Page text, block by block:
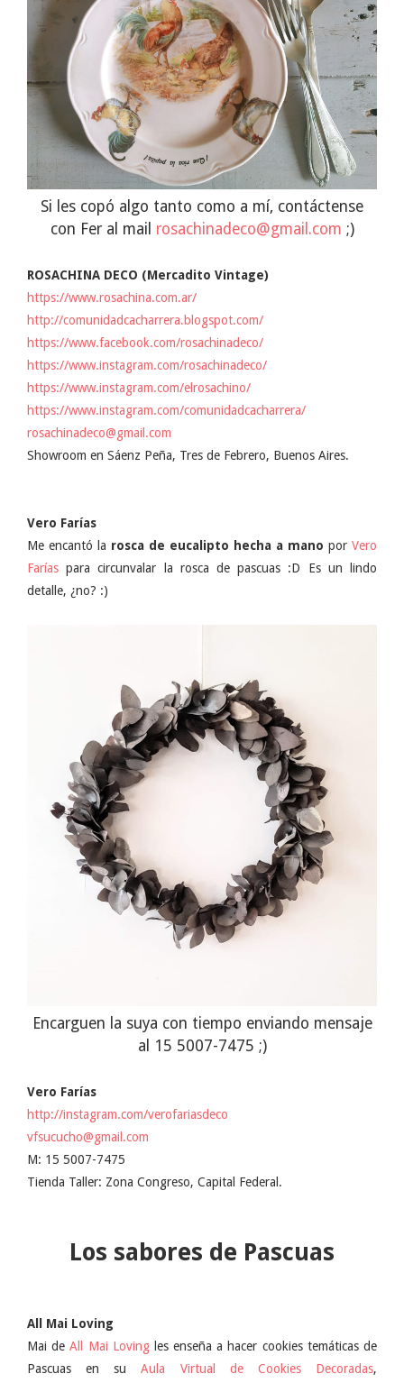
Si les copó algo tanto como a mí, contáctense
con Fer al mail rosachinadeco@gmail.com ;)
ROSACHINA DECO (Mercadito Vintage)
https://www.rosachina.com.ar/
http://comunidadcacharrera.blogspot.com/
https://www.facebook.com/rosachinadeco/
https://www.instagram.com/rosachinadeco/
https://www.instagram.com/elrosachino/
https://www.instagram.com/comunidadcacharrera/
rosachinadeco@gmail.com
Showroom en Sáenz Peña, Tres de Febrero, Buenos Aires.
Vero Farías
Me encantó la rosca de eucalipto hecha a mano por Vero
Farías para circunvalar la rosca de pascuas :D Es un lindo
detalle, ¿no? :)
Encarguen la suya con tiempo enviando mensaje
al 15 5007-7475 ;)
Vero Farías
http://instagram.com/verofariasdeco
vfsucucho@gmail.com
M: 15 5007-7475
Tienda Taller: Zona Congreso, Capital Federal.
Los sabores de Pascuas
All Mai Loving
Mai deAll Mai Loving les enseña a hacer cookies temáticas de
Pascuas en suAula Virtual de Cookies Decoradas,